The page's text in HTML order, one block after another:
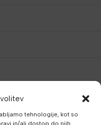
tehnologije, kot so
in/ali dostop do njih.